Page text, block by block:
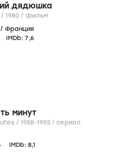
дядюшка
Mon oncle d'Amérique / 1980 / фильм
/ Франция
IMDb: 7,6
минут
Les cinq dernières minutes / 1958-1992 / сериал
IMDb: 8,1